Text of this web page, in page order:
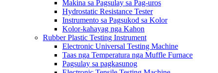
Makina sa Pagsulay sa Pag-uros
Hydrostatic Resistance Tester
Instrumento sa Pagsukod sa Kolor
Kolor-kahayag nga Kahon
Rubber Plastic Testing Instrument
Electronic Universal Testing Machine
Taas nga Temperatura nga Muffle Furnace
Pagsulay sa pagkasunog